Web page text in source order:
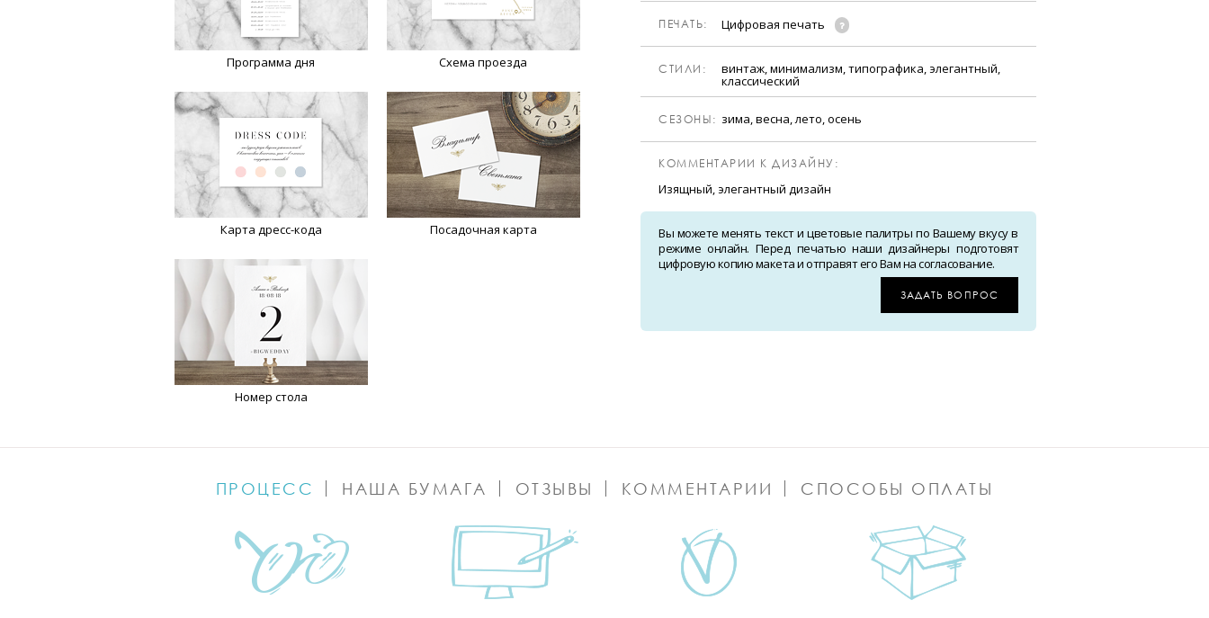
Программа дня Схема проезда
Карта дресс-кода Посадочная карта
Номер стола
ПЕЧАТЬ: Цифровая печать
CТИЛИ: винтаж, минимализм, типографика, элегантный,
классический
CЕЗОНЫ: зима, весна, лето, осень
КОММЕНТАРИИ К ДИЗАЙНУ:
Изящный, элегантный дизайн
Вы можете менять текст и цветовые палитры по Вашему вкусу в
режиме онлайн. Перед печатью наши дизайнеры подготовят
цифровую копию макета и отправят его Вам на согласование.
ЗАДАТЬ ВОПРОС
ПРОЦЕСС НАША БУМАГА ОТЗЫВЫ КОММЕНТАРИИ СПОСОБЫ ОПЛАТЫ